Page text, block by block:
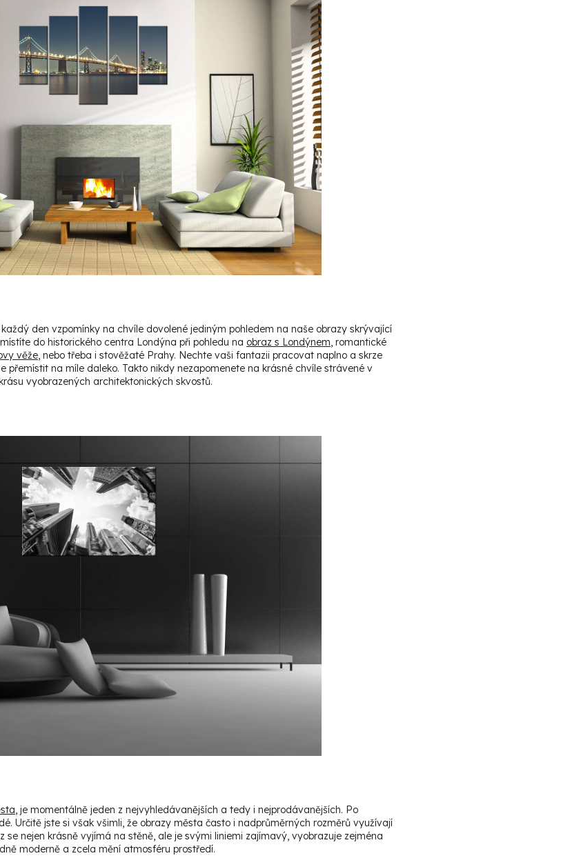
den vzpomínky na chvíle dovolené jediným pohledem na naše obrazy skrývající
do historického centra Londýna při pohledu na obraz s Londýnem , romantické
věže , nebo třeba i stověžaté Prahy. Nechte vaši fantazii pracovat naplno a skrze
přemístit na míle daleko. Takto nikdy nezapomenete na krásné chvíle strávené v
vyobrazených architektonických skvostů.
, je momentálně jeden z nejvyhledávanějších a tedy i nejprodávanějších. Po
Určitě jste si však všimli, že obrazy města často i nadprůměrných rozměrů využívají
se nejen krásně vyjímá na stěně, ale je svými liniemi zajímavý, vyobrazuje zejména
moderně a zcela mění atmosféru prostředí.